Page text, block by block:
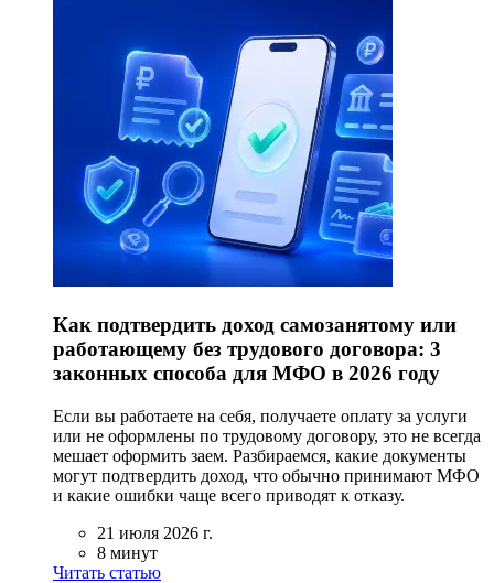
Как подтвердить доход самозанятому или
работающему без трудового договора: 3
законных способа для МФО в 2026 году
Если вы работаете на себя, получаете оплату за услуги
или не оформлены по трудовому договору, это не всегда
мешает оформить заем. Разбираемся, какие документы
могут подтвердить доход, что обычно принимают МФО
и какие ошибки чаще всего приводят к отказу.
21 июля 2026 г.
8 минут
Читать статью